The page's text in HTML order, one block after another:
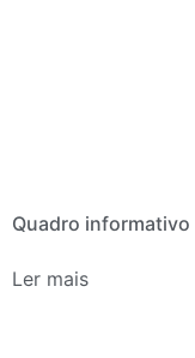
Quadro informativo
Ler mais